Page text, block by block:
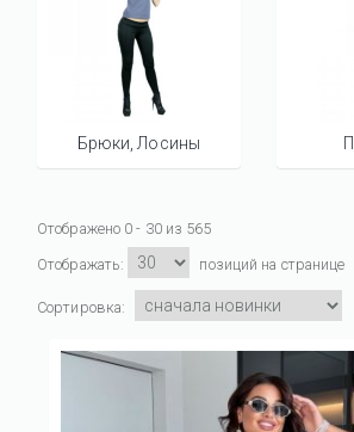
Брюки, Лосины
Отображено 0 - 30 из 565
Отображать:
позиций на странице
Сортировка: